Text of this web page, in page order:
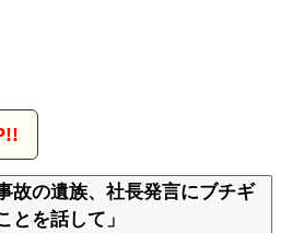
故の遺族、社長発言にブチギ
とを話して」